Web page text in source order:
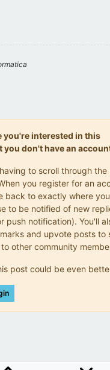
you're interested in this
don't have an
to scroll through the
you register for an
back to exactly where
to be notified of new
push notification). You'll
and upvote posts to
other community
post could be even